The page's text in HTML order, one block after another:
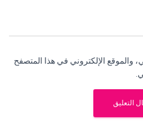
والموقع الإلكتروني في هذا المتصفح